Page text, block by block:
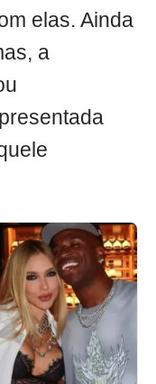
elas. Ainda
a